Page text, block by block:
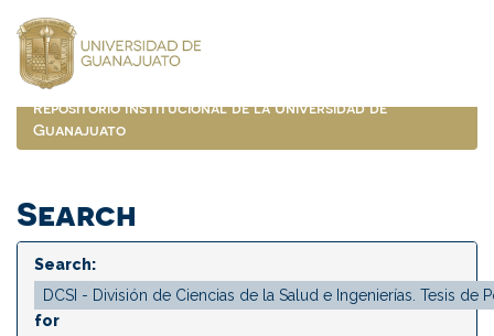
navigation
Repositorio Institucional de la Universidad de
Guanajuato
Search
Search:
for